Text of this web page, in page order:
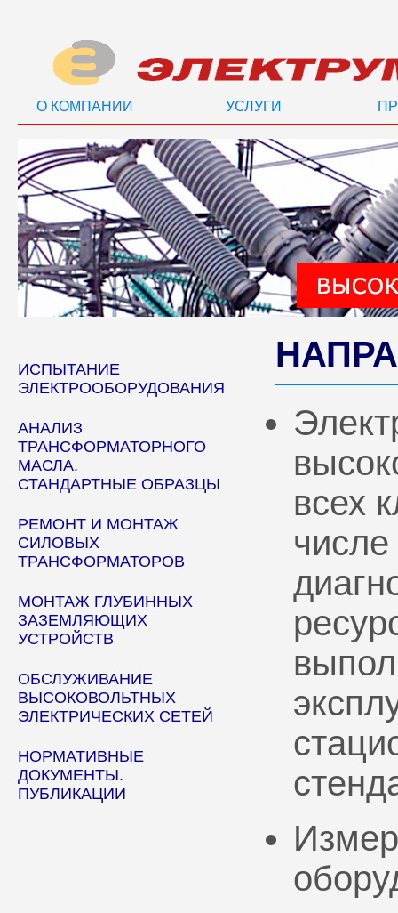
О КОМПАНИИ УСЛУГИ
ИСПЫТАНИЕ
ЭЛЕКТРООБОРУДОВАНИЯ
АНАЛИЗ
ТРАНСФОРМАТОРНОГО
МАСЛА.
СТАНДАРТНЫЕ ОБРАЗЦЫ
РЕМОНТ И МОНТАЖ
СИЛОВЫХ
ТРАНСФОРМАТОРОВ
МОНТАЖ ГЛУБИННЫХ
ЗАЗЕМЛЯЮЩИХ
УСТРОЙСТВ
ОБСЛУЖИВАНИЕ
ВЫСОКОВОЛЬТНЫХ
ЭЛЕКТРИЧЕСКИХ СЕТЕЙ
НОРМАТИВНЫЕ
ДОКУМЕНТЫ.
ПУБЛИКАЦИИ
всех